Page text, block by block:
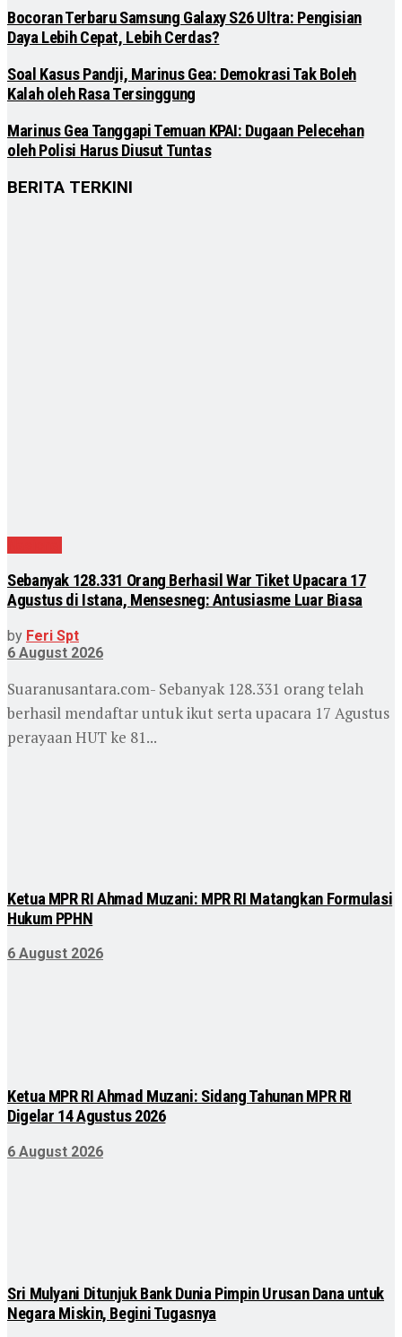
Bocoran Terbaru Samsung Galaxy S26 Ultra: Pengisian
Daya Lebih Cepat, Lebih Cerdas?
Soal Kasus Pandji, Marinus Gea: Demokrasi Tak Boleh
Kalah oleh Rasa Tersinggung
Marinus Gea Tanggapi Temuan KPAI: Dugaan Pelecehan
oleh Polisi Harus Diusut Tuntas
BERITA TERKINI
Sebanyak 128.331 Orang Berhasil War Tiket Upacara 17
Agustus di Istana, Mensesneg: Antusiasme Luar Biasa
by Feri Spt
6 August 2026
Suaranusantara.com- Sebanyak 128.331 orang telah
berhasil mendaftar untuk ikut serta upacara 17 Agustus
perayaan HUT ke 81...
Ketua MPR RI Ahmad Muzani: MPR RI Matangkan Formulasi
Hukum PPHN
6 August 2026
Ketua MPR RI Ahmad Muzani: Sidang Tahunan MPR RI
Digelar 14 Agustus 2026
6 August 2026
Sri Mulyani Ditunjuk Bank Dunia Pimpin Urusan Dana untuk
Negara Miskin, Begini Tugasnya